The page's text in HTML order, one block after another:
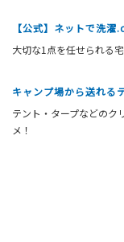
【公式】ネットで洗濯
大切な1点を任せられる
キャンプ場から送れる
テント・タープなどのク
メ！